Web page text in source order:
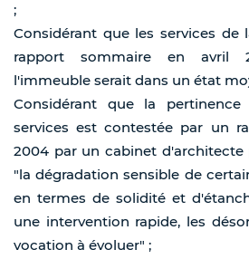
;
Considérant que les services
rapport sommaire en avril
l'immeuble serait dans un état
Considérant que la
services est contestée par un
2004 par un cabinet
"la dégradation sensible de
en termes de solidité et
une intervention rapide, les
vocation à évoluer" ;